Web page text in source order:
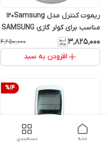
ریموت کنترل مدل 120Samsung
مناسب برای کولر گازی SAMSUNG
۳٬۸۲۵٬۰۰۰ ۴٬۲۵۰٬۰۰۰
افزودن به سبد
%14
دسته‌بندی خانه